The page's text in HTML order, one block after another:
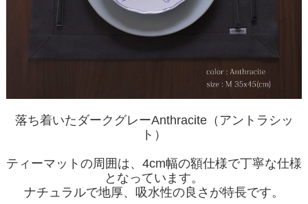
落ち着いたダークグレーAnthracite（アントラシッ
ト）
ティーマットの周囲は、4cm幅の額仕様で丁寧な仕様
となっています。
ナチュラルで地厚、吸水性の良さが特長です。